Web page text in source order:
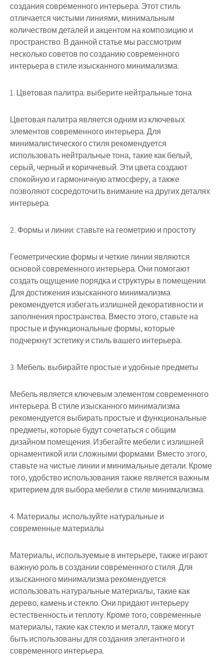
создания современного интерьера. Этот стиль
отличается чистыми линиями, минимальным
количеством деталей и акцентом на композицию и
пространство. В данной статье мы рассмотрим
несколько советов по созданию современного
интерьера в стиле изысканного минимализма.
1. Цветовая палитра: выберите нейтральные тона
Цветовая палитра является одним из ключевых
элементов современного интерьера. Для
минималистического стиля рекомендуется
использовать нейтральные тона, такие как белый,
серый, черный и коричневый. Эти цвета создают
спокойную и гармоничную атмосферу, а также
позволяют сосредоточить внимание на других деталях
интерьера.
2. Формы и линии: ставьте на геометрию и простоту
Геометрические формы и четкие линии являются
основой современного интерьера. Они помогают
создать ощущение порядка и структуры в помещении.
Для достижения изысканного минимализма
рекомендуется избегать излишней декоративности и
заполнения пространства. Вместо этого, ставьте на
простые и функциональные формы, которые
подчеркнут эстетику и стиль вашего интерьера.
3. Мебель: выбирайте простые и удобные предметы
Мебель является ключевым элементом современного
интерьера. В стиле изысканного минимализма
рекомендуется выбирать простые и функциональные
предметы, которые будут сочетаться с общим
дизайном помещения. Избегайте мебели с излишней
орнаментикой или сложными формами. Вместо этого,
ставьте на чистые линии и минимальные детали. Кроме
того, удобство использования также является важным
критерием для выбора мебели в стиле минимализма.
4. Материалы: используйте натуральные и
современные материалы
Материалы, используемые в интерьере, также играют
важную роль в создании современного стиля. Для
изысканного минимализма рекомендуется
использовать натуральные материалы, такие как
дерево, камень и стекло. Они придают интерьеру
естественность и теплоту. Кроме того, современные
материалы, такие как стекло и металл, также могут
быть использованы для создания элегантного и
современного интерьера.